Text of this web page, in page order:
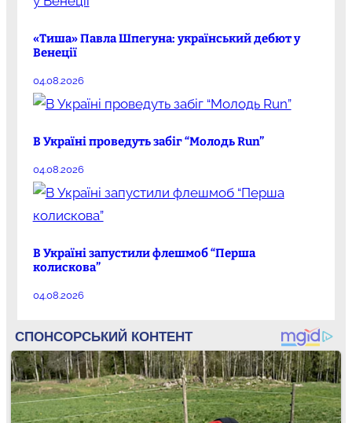
«Тиша» Павла Шпегуна: український дебют у
Венеції
04.08.2026
В Україні проведуть забіг “Молодь Run”
04.08.2026
В Україні запустили флешмоб “Перша
колискова”
04.08.2026